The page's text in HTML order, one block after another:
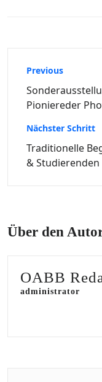
Previous
Pioniereder
Nächster Schritt
Traditionelle
& Studierenden
Über den
OABB
administrator